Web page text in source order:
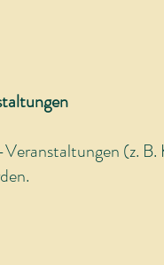
(z.